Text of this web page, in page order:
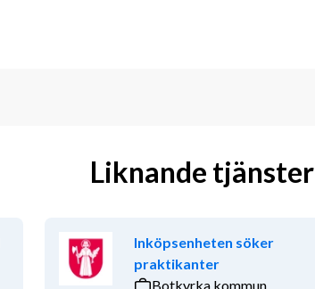
Liknande tjänster
Inköpsenheten söker
praktikanter
Botkyrka kommun